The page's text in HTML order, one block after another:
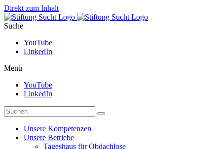
Direkt zum Inhalt
Suche
YouTube
LinkedIn
Menü
YouTube
LinkedIn
Unsere Kompetenzen
Unsere Betriebe
Tageshaus für Obdachlose